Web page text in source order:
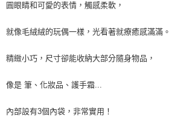
新竹物流宅配
每筆NT$80，滿NT$1,200(含以上)免運費
圓眼睛和可愛的表情，觸感柔軟，
就像毛絨絨的玩偶一樣，光看著就療癒感滿滿。
精緻小巧，尺寸卻能收納大部分隨身物品，
像是 筆、化妝品、護手霜...
內部設有3個內袋，非常實用！